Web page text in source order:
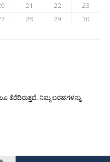
21 22
23
28 29
30
ನಿಮ್ಮ ಬರಹಗಳನ್ನು